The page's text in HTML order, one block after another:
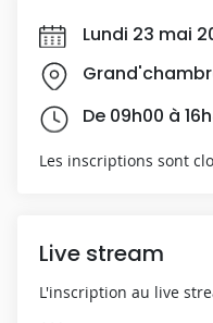
Lundi 23 mai
De 09h00 à
Les inscriptions sont
Live stream
L'inscription au live